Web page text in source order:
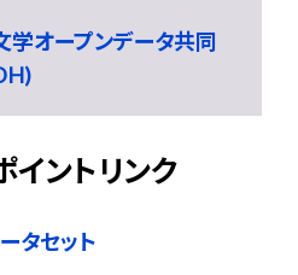
学オープンデータ共同
ントリンク
タセット